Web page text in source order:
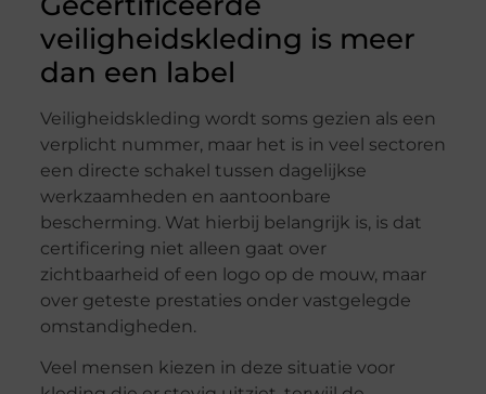
veiligheidskleding is meer
dan een label
Veiligheidskleding wordt soms gezien als een
verplicht nummer, maar het is in veel sectoren
een directe schakel tussen dagelijkse
werkzaamheden en aantoonbare
bescherming. Wat hierbij belangrijk is, is dat
certificering niet alleen gaat over
zichtbaarheid of een logo op de mouw, maar
over geteste prestaties onder vastgelegde
omstandigheden.
Veel mensen kiezen in deze situatie voor